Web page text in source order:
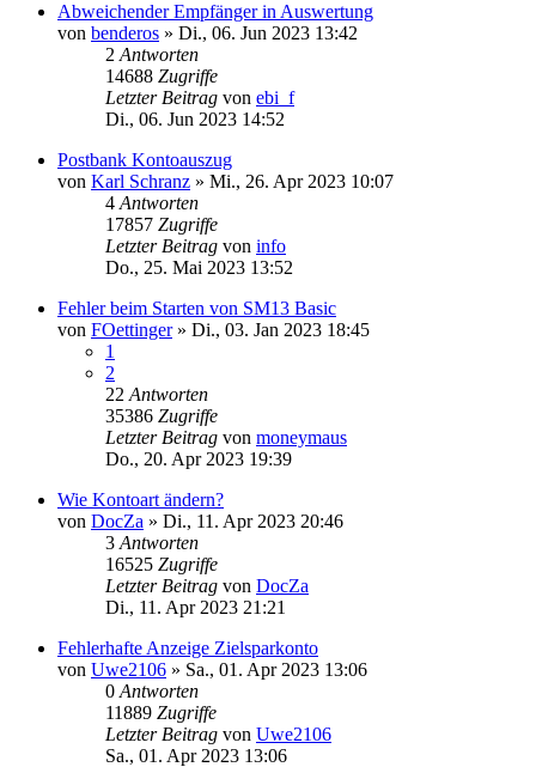
Abweichender Empfänger in Auswertung
von benderos » Di., 06. Jun 2023 13:42
2 Antworten
14688 Zugriffe
Letzter Beitrag von ebi_f
Di., 06. Jun 2023 14:52
Postbank Kontoauszug
von Karl Schranz » Mi., 26. Apr 2023 10:07
4 Antworten
17857 Zugriffe
Letzter Beitrag von info
Do., 25. Mai 2023 13:52
Fehler beim Starten von SM13 Basic
von FOettinger» Di., 03. Jan 2023 18:45
1
2
22 Antworten
35386 Zugriffe
Letzter Beitrag von moneymaus
Do., 20. Apr 2023 19:39
Wie Kontoart ändern?
von DocZa » Di., 11. Apr 2023 20:46
3 Antworten
16525 Zugriffe
Letzter Beitrag von DocZa
Di., 11. Apr 2023 21:21
Fehlerhafte Anzeige Zielsparkonto
von Uwe2106 » Sa., 01. Apr 2023 13:06
0 Antworten
11889 Zugriffe
Letzter Beitrag von Uwe2106
Sa., 01. Apr 2023 13:06